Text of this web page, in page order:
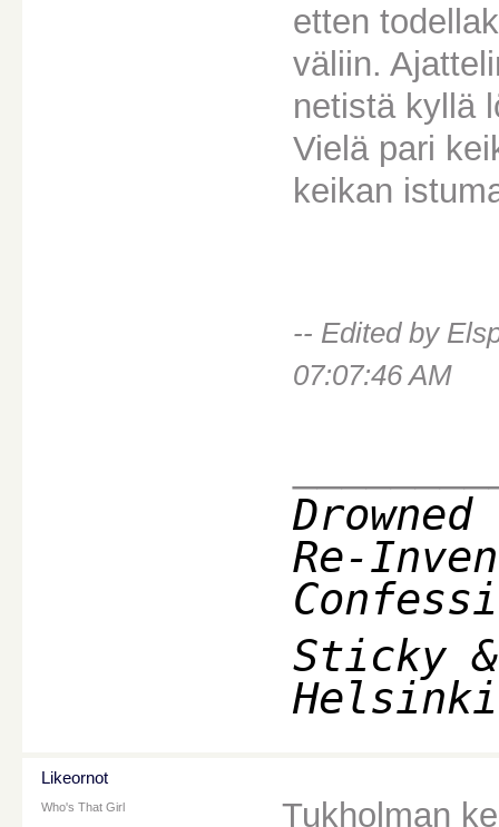
etten
väliin.
netistä kyllä
Vielä pari
keikan
-- Edited by
07:07:46 AM
Re-
Sticky
Likeornot
Who's That Girl Tukholman